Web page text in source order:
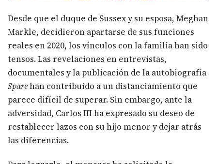
Desde que el duque de Sussex y su esposa, Meghan
Markle, decidieron apartarse de sus funciones
reales en 2020, los vínculos con la familia han sido
tensos. Las revelaciones en entrevistas,
documentales y la publicación de la autobiografía
Sparehan contribuido a un distanciamiento que
parece difícil de superar. Sin embargo, ante la
adversidad, Carlos III ha expresado su deseo de
restablecer lazos con su hijo menor y dejar atrás
las diferencias.